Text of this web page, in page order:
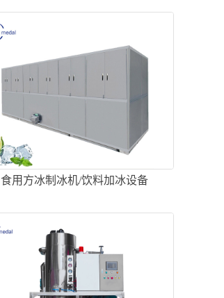
食用方冰制冰机/饮料加冰设备